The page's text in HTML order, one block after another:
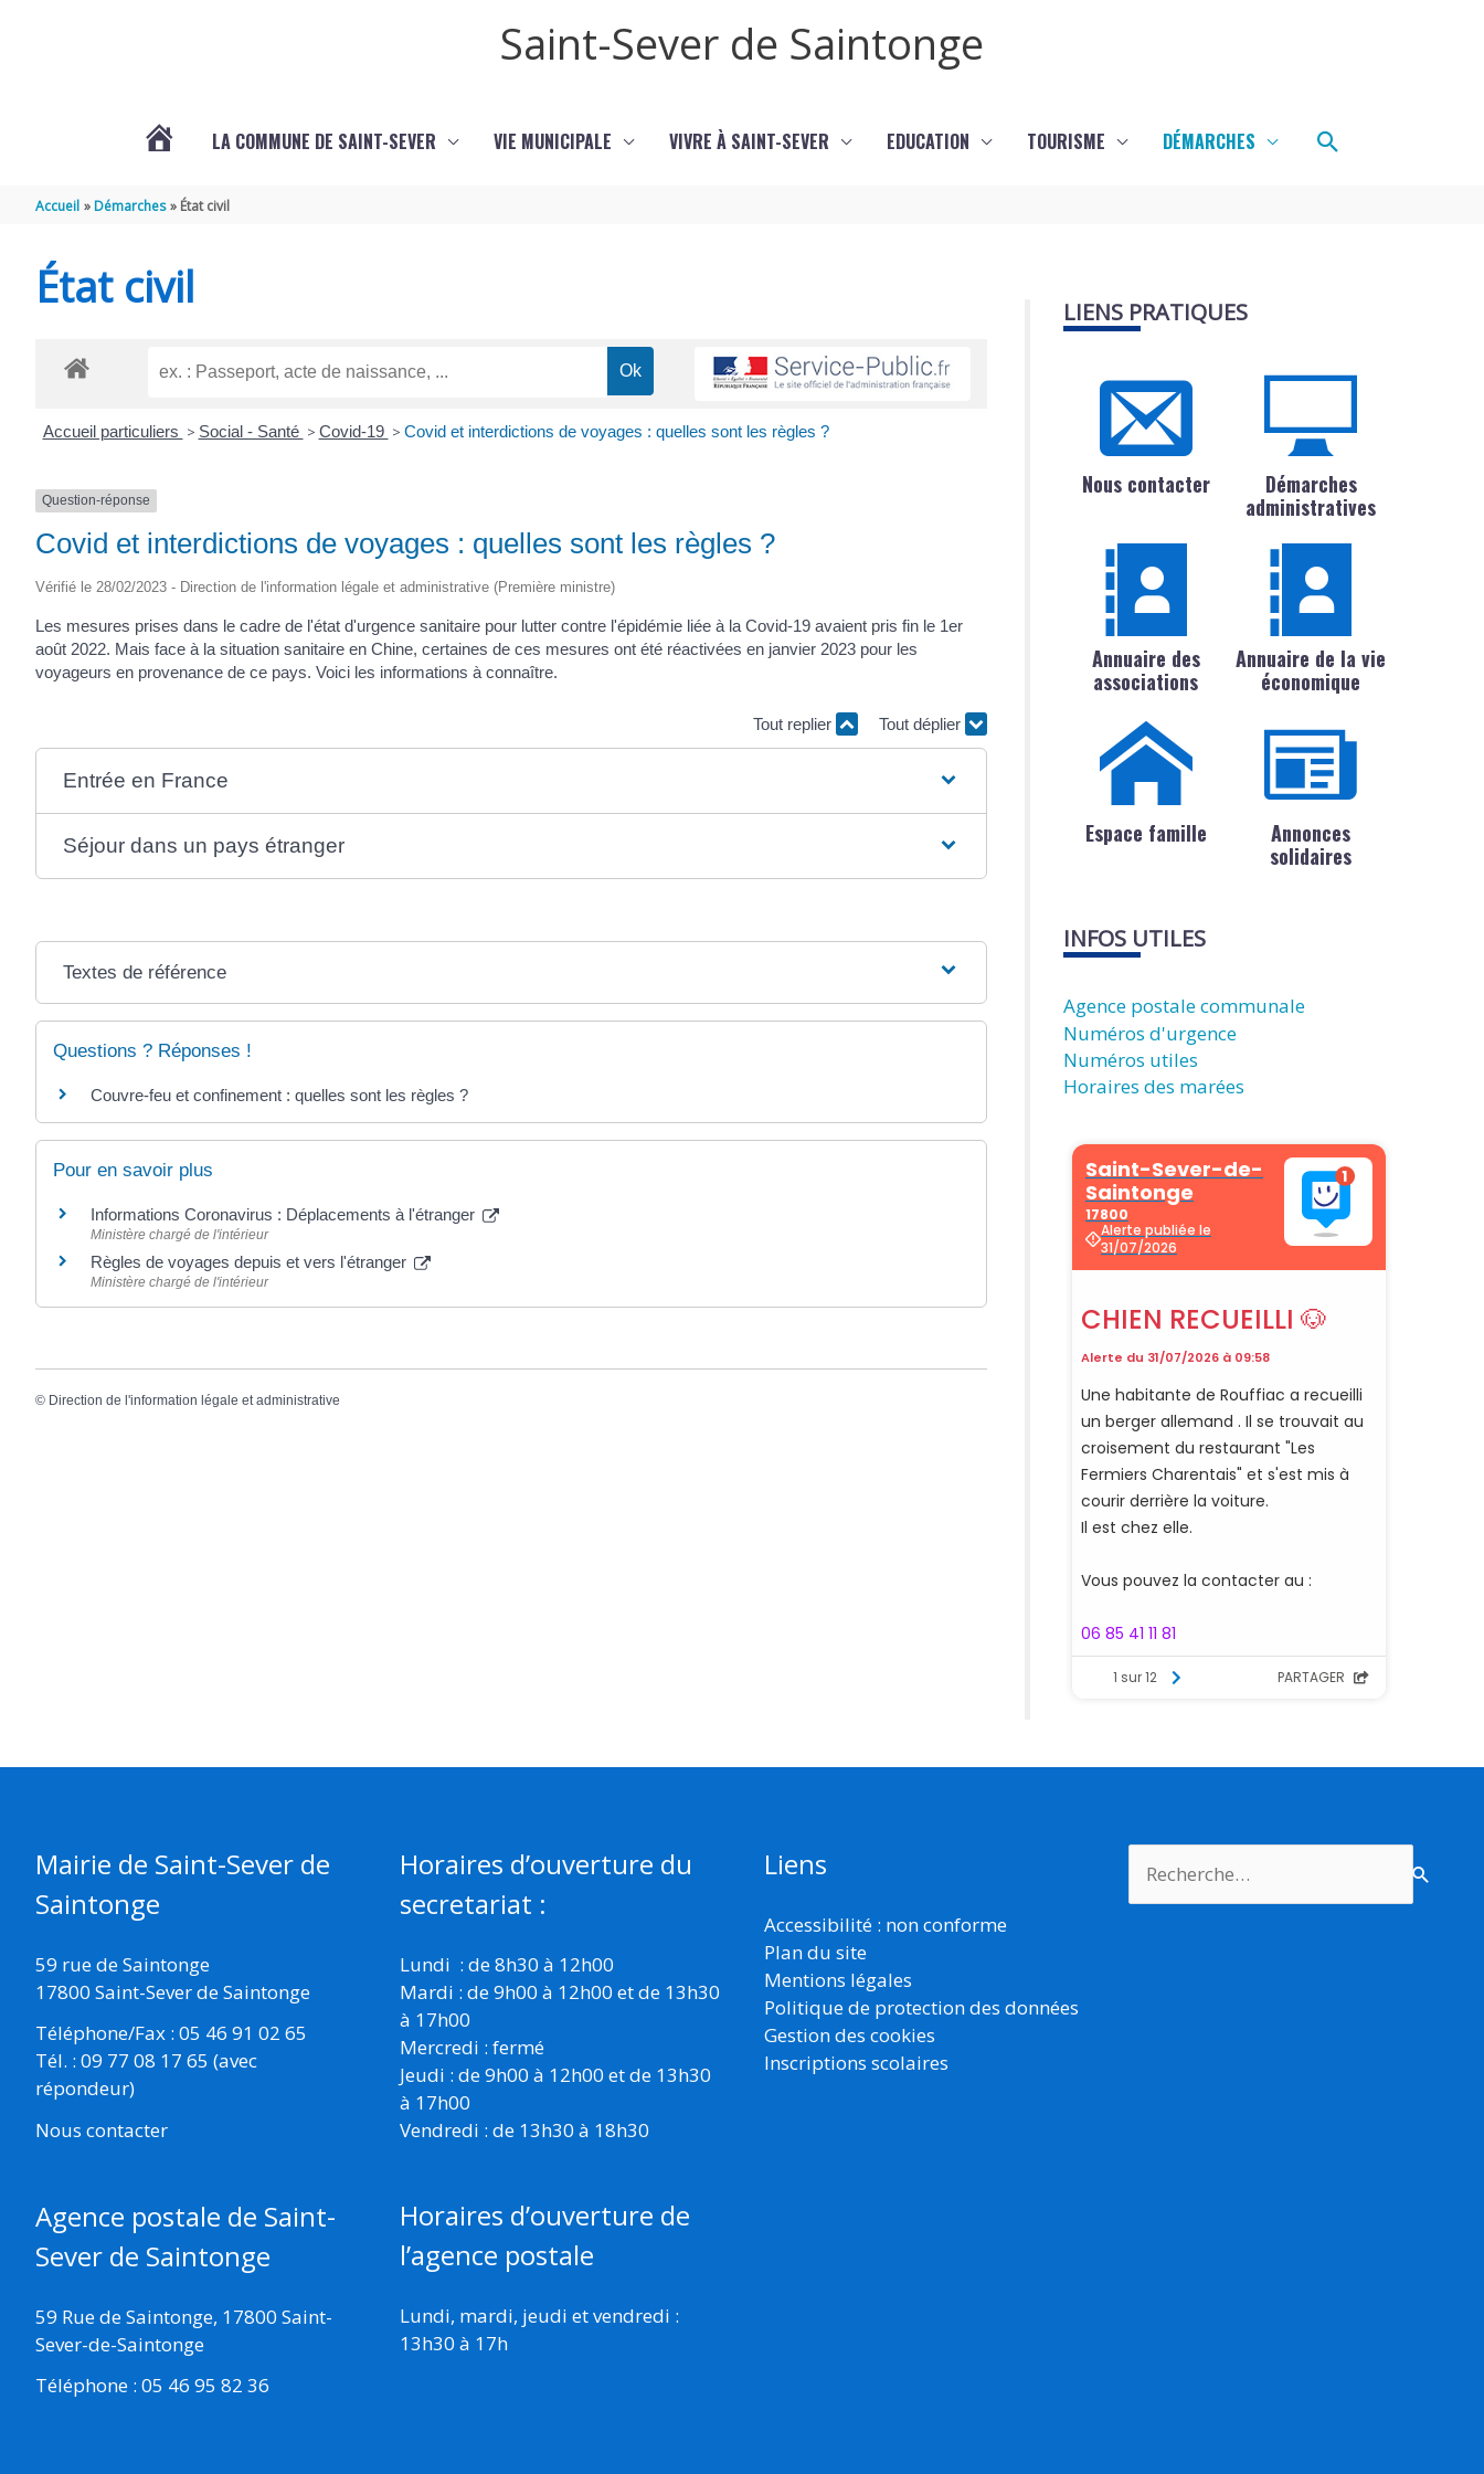
Saint-Sever de Saintonge
SAINTONGE
LA COMMUNE DE SAINT-SEVER VIE MUNICIPALE VIVRE À SAINT-SEVER EDUCATION TOURISME DÉMARCHES Rechercher
Accueil Démarches État civil
État civil
Accueil particuliers > Social - Santé > Covid-19 > Covid et interdictions de voyages : quelles sont les règles ?
Question-réponse
Covid et interdictions de voyages : quelles sont les règles ?
Vérifié le 28/02/2023 - Direction de l'information légale et administrative (Première ministre)
Les mesures prises dans le cadre de l'état d'urgence sanitaire pour lutter contre l'épidémie liée à la Covid-19 avaient pris fin le 1er
août 2022. Mais face à la situation sanitaire en Chine, certaines de ces mesures ont été réactivées en janvier 2023 pour les
voyageurs en provenance de ce pays. Voici les informations à connaître.
Tout replier Tout déplier
Entrée en France
Séjour dans un pays étranger
Textes de référence
Questions ? Réponses !
Couvre-feu et confinement : quelles sont les règles ?
Pour en savoir plus
Informations Coronavirus : Déplacements à l'étranger
Ministère chargé de l'intérieur
Règles de voyages depuis et vers l'étranger
Ministère chargé de l'intérieur
© Direction de l'information légale et administrative
LIENS PRATIQUES
Nous contacter
Démarches
administratives
Annuaire des
associations
Annuaire de la vie
économique
Espace famille
Annonces
solidaires
INFOS UTILES
Agence postale communale
Numéros d'urgence
Numéros utiles
Horaires des marées
Mairie de Saint-Sever de
Saintonge
59 rue de Saintonge
17800 Saint-Sever de Saintonge
Téléphone/Fax : 05 46 91 02 65
Tél. : 09 77 08 17 65 (avec
répondeur)
Nous contacter
Agence postale de Saint-
Sever de Saintonge
59 Rue de Saintonge, 17800 Saint-
Sever-de-Saintonge
Téléphone : 05 46 95 82 36
Horaires d’ouverture du
secretariat :
Lundi : de 8h30 à 12h00
Mardi : de 9h00 à 12h00 et de 13h30
à 17h00
Mercredi : fermé
Jeudi : de 9h00 à 12h00 et de 13h30
à 17h00
Vendredi : de 13h30 à 18h30
Horaires d’ouverture de
l’agence postale
Lundi, mardi, jeudi et vendredi :
13h30 à 17h
Liens
Accessibilité : non conforme
Plan du site
Mentions légales
Politique de protection des données
Gestion des cookies
Inscriptions scolaires